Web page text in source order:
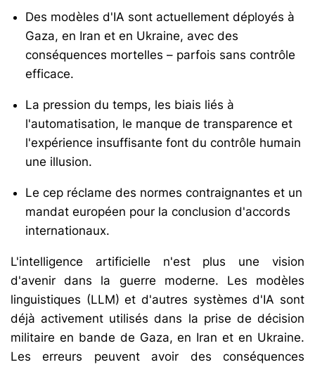
Des modèles d'IA sont actuellement déployés à
Gaza, en Iran et en Ukraine, avec des
conséquences mortelles – parfois sans contrôle
efficace.
La pression du temps, les biais liés à
l'automatisation, le manque de transparence et
l'expérience insuffisante font du contrôle humain
une illusion.
Le cep réclame des normes contraignantes et un
mandat européen pour la conclusion d'accords
internationaux.
L'intelligence artificielle n'est plus une vision
d'avenir dans la guerre moderne. Les modèles
linguistiques (LLM) et d'autres systèmes d'IA sont
déjà activement utilisés dans la prise de décision
militaire en bande de Gaza, en Iran et en Ukraine.
Les erreurs peuvent avoir des conséquences